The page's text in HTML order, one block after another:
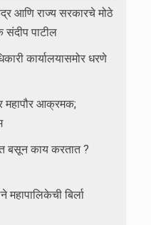
आणि राज्य सरकारचे मोठे
संदीप पाटील
कार्यालयासमोर धरणे
महापौर आक्रमक;
बसून काय करतात ?
बिर्ला